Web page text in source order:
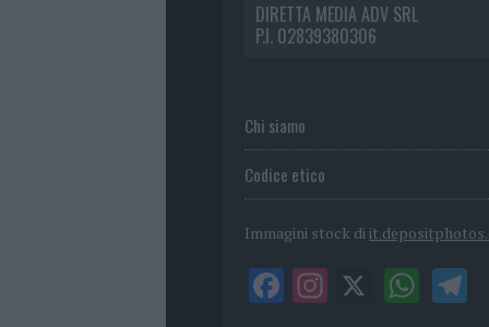
DIRETTA MEDIA ADV SRL
P.I. 02839380306
Chi siamo
Codice etico
Immagini stock di